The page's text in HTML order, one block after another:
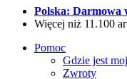
Polska: Darmowa
Więcej niż 11.100
Pomoc
Gdzie jest
Zwroty